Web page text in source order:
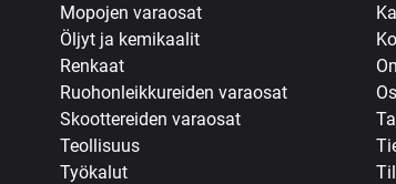
Mopojen varaosat
Öljyt ja kemikaalit
Renkaat
Ruohonleikkureiden varaosat
Skoottereiden varaosat
Teollisuus
Työkalut